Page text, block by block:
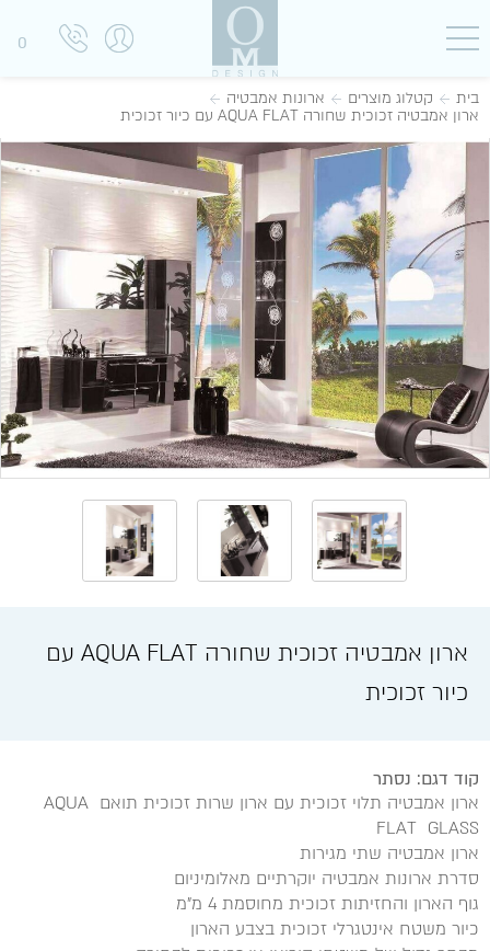
0
בית קטלוג מוצרים
ארונות אמבטיה
ארון אמבטיה זכוכית שחורה AQUA FLAT עם כיור זכוכית
ארון אמבטיה זכוכית שחורה AQUA FLAT עם
כיור זכוכית
קוד דגם: נסתר
ארון אמבטיה תלוי זכוכית עם ארון שרות זכוכית תואם AQUA
FLAT GLASS
ארון אמבטיה שתי מגירות
סדרת ארונות אמבטיה יוקרתיים מאלומיניום
גוף הארון והחזיתות זכוכית מחוסמת 4 מ"מ
כיור משטח אינטגרלי זכוכית בצבע הארון